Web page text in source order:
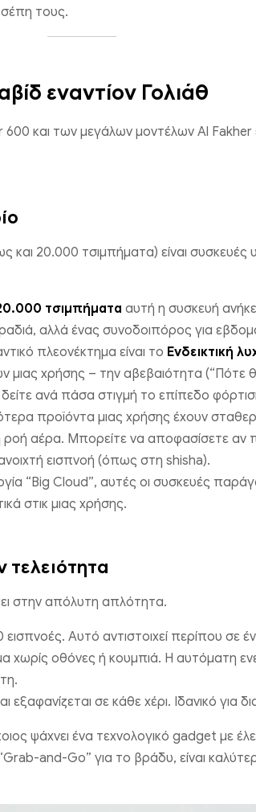
τους.
εναντίον Γολιάθ
και των μεγάλων μοντέλων Al Fakher
και 20.000 τσιμπήματα) είναι συσκευές
τσιμπήματα αυτή η συσκευή
αλλά ένας συνοδοιπόρος για
πλεονέκτημα είναι το Ενδεικτική
χρήσης – την αβεβαιότητα (“Πότε
ανά πάσα στιγμή το επίπεδο
προϊόντα μιας χρήσης έχουν
αέρα. Μπορείτε να αποφασίσετε αν
εισπνοή (όπως στη shisha).
“Big Cloud”, αυτές οι συσκευές
στικ μιας χρήσης.
τελειότητα
στην απόλυτη απλότητα.
εισπνοές. Αυτό αντιστοιχεί περίπου σε
οθόνες ή κουμπιά. Η αυτόματη
εξαφανίζεται σε κάθε χέρι. Ιδανικό για
ψάχνει ένα τεχνολογικό gadget με
and-Go” για το βράδυ, είναι